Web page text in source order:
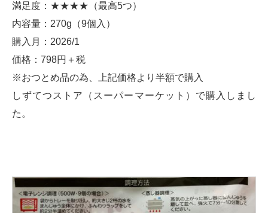
満足度：★★★★（最高5つ）
内容量：270g（9個入）
購入月：2026/1
価格：798円＋税
※おつとめ品の為、上記価格より半額で購入
しずてつストア（スーパーマーケット）で購入しまし
た。